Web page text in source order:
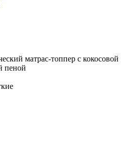
матрас-топпер с кокосовой
пеной